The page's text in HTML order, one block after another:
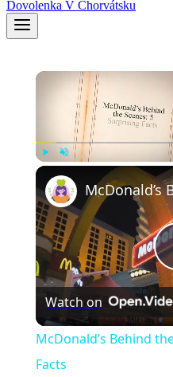
Dovolenka V Chorvátsku
Watch on
McDonald’s Behind
Facts